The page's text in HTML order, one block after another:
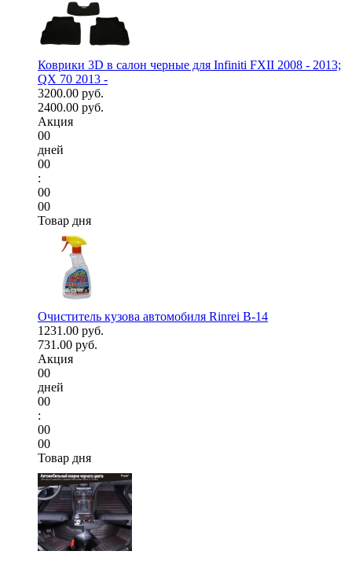
Коврики 3D в салон черные для Infiniti FXII 2008 - 2013;
QX 70 2013 -
3200.00 руб.
2400.00 руб.
Акция
00
дней
00
:
00
00
Товар дня
Очиститель кузова автомобиля Rinrei B-14
1231.00 руб.
731.00 руб.
Акция
00
дней
00
:
00
00
Товар дня